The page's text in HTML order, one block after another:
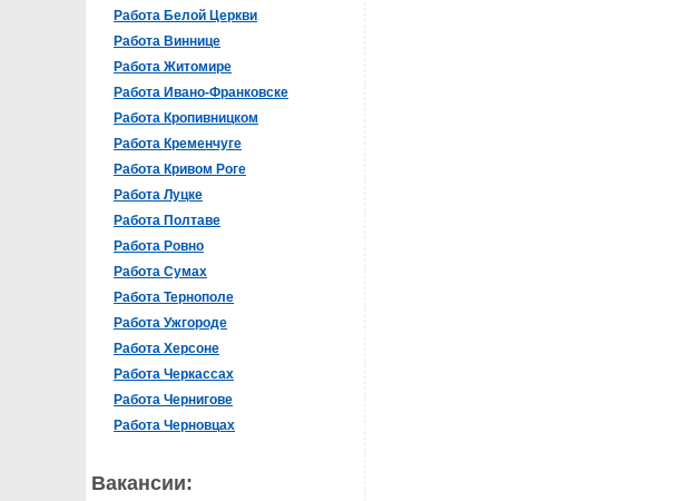
Работа Белой Церкви
Работа Виннице
Работа Житомире
Работа Ивано-Франковске
Работа Кропивницком
Работа Кременчуге
Работа Кривом Роге
Работа Луцке
Работа Полтаве
Работа Ровно
Работа Сумах
Работа Тернополе
Работа Ужгороде
Работа Херсоне
Работа Черкассах
Работа Чернигове
Работа Черновцах
Вакансии: